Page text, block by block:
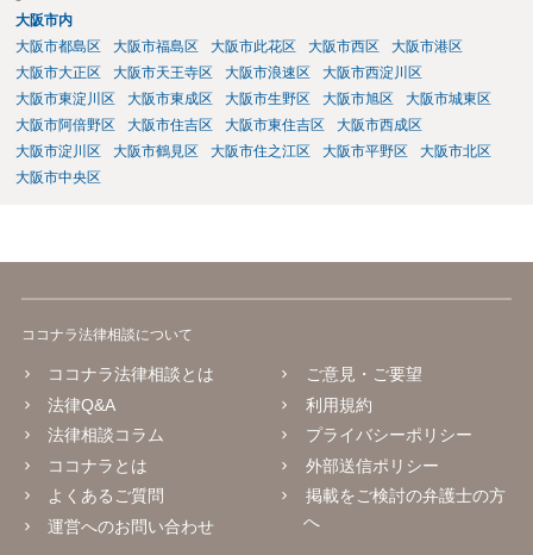
大阪市内
大阪市都島区
大阪市福島区 大阪市此花区 大阪市西区
大阪市港区
大阪市大正区
大阪市天王寺区 大阪市浪速区
大阪市西淀川区
大阪市東淀川区
大阪市東成区 大阪市生野区 大阪市旭区
大阪市城東区
大阪市阿倍野区
大阪市住吉区 大阪市東住吉区
大阪市西成区
大阪市淀川区
大阪市鶴見区 大阪市住之江区 大阪市平野区
大阪市北区
大阪市中央区
ココナラ法律相談について
ココナラ法律相談とは
法律Q&A
法律相談コラム
ココナラとは
よくあるご質問
運営へのお問い合わせ
ご意見・ご要望
利用規約
プライバシーポリシー
外部送信ポリシー
掲載をご検討の弁護士の方
へ